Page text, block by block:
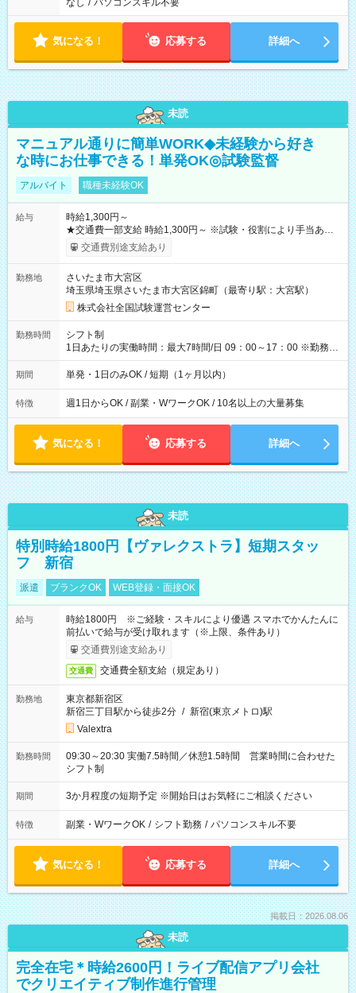
なし / パソコンスキル不要
気になる！ 応募する 詳細へ
未読
マニュアル通りに簡単WORK◆未経験から好き
な時にお仕事できる！単発OK◎試験監督
アルバイト 職種未経験OK
給与
時給1,300円～
★交通費一部支給 時給1,300円～ ※試験・役割により手当あり
※勤務回数により昇給あり 【即給（前払い）オプションあ
り！】 希望される場合、勤務から1週間ほどで給与の一部を受け
例】 ・河合塾模擬試験 8:30～17:30（休憩1時間） 時給1,300円
×8時間＝日収10,400円＋交通費 ※当日の役割により時給＋100
円の場合あり ・国家試験 7:00～13:30（休憩なし） 時給1,300
円（役割手当＋100円）×6時間＝日収8,400円＋交通費 【試用期
間】試用期間なし
交通費別途支給あり
勤務地
さいたま市大宮区
埼玉県埼玉県さいたま市大宮区錦町（最寄り駅：大宮駅）
株式会社全国試験運営センター
勤務時間
シフト制
1日あたりの実働時間：最大7時間/日 09：00～17：00 ※勤務時
間は 試験により異なります。
期間 単発・1日のみOK / 短期（1ヶ月以内）
特徴 週1日からOK / 副業・WワークOK / 10名以上の大量募集
気になる！ 応募する 詳細へ
未読
特別時給1800円【ヴァレクストラ】短期スタッ
フ 新宿
派遣 ブランクOK WEB登録・面接OK
給与
時給1800円 ※ご経験・スキルにより優遇 スマホでかんたんに
前払いで給与が受け取れます（※上限、条件あり）
交通費別途支給あり
交通費 交通費全額支給（規定あり）
勤務地
東京都新宿区
新宿三丁目駅から徒歩2分 / 新宿(東京メトロ)駅
Valextra
勤務時間
09:30～20:30 実働7.5時間／休憩1.5時間 営業時間に合わせた
シフト制
期間 3か月程度の短期予定 ※開始日はお気軽にご相談ください
特徴 副業・WワークOK / シフト勤務 / パソコンスキル不要
気になる！ 応募する 詳細へ
掲載日：2026.08.06
未読
完全在宅＊時給2600円！ライブ配信アプリ会社
でクリエイティブ制作進行管理